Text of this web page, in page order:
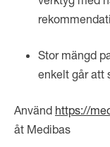
Stor mängd
enkelt går att
Använd https://
åt Medibas